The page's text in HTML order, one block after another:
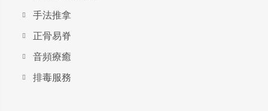
手法推拿
正骨易脊
⾳頻療癒
排毒服務